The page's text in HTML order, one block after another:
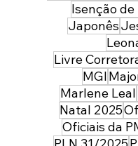
Isenção
Japonês
Livre
MGI
Marlene Leal
Natal 2025
Oficiais da